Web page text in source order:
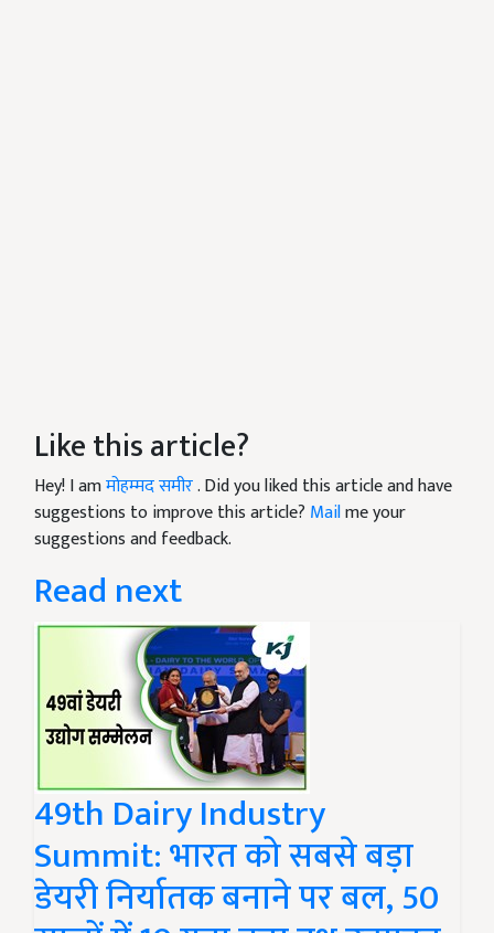
Like this article?
Hey! I amमोहम्मद समीर. Did you liked this article and have
suggestions to improve this article? Mailme your
suggestions and feedback.
Read next
49th Dairy Industry
Summit: भारत को सबसे बड़ा
डेयरी निर्यातक बनाने पर बल, 50